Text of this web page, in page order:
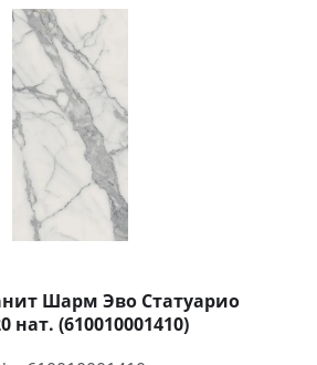
Шарм Эво Статуарио
нат. (610010001410)